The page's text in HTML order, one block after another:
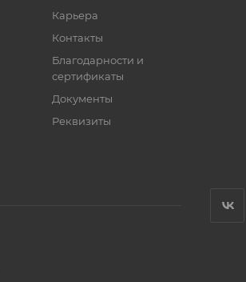
Карьера
Контакты
Благодарности и
сертификаты
Документы
Реквизиты